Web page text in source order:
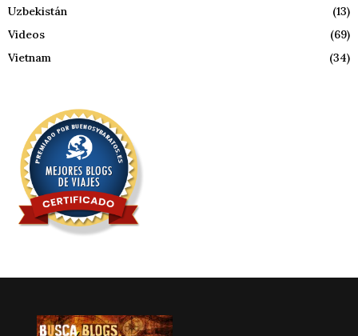
Uzbekistán
(13)
Videos
(69)
Vietnam
(34)